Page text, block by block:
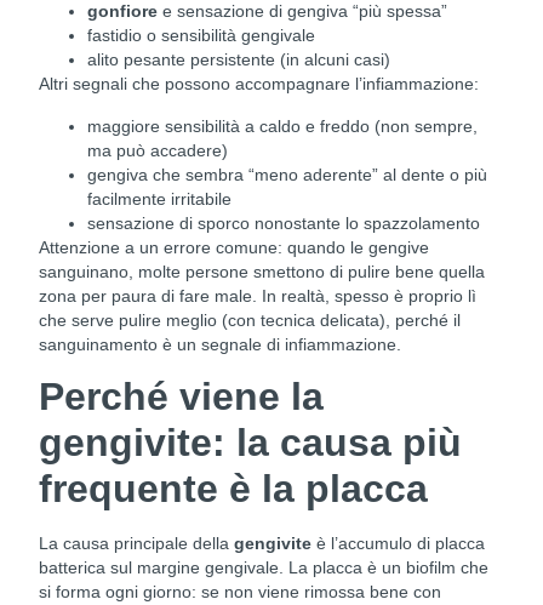
gonfiore e sensazione di gengiva “più spessa”
fastidio o sensibilità gengivale
alito pesante persistente (in alcuni casi)
Altri segnali che possono accompagnare l’infiammazione:
maggiore sensibilità a caldo e freddo (non sempre,
ma può accadere)
gengiva che sembra “meno aderente” al dente o più
facilmente irritabile
sensazione di sporco nonostante lo spazzolamento
Attenzione a un errore comune: quando le gengive
sanguinano, molte persone smettono di pulire bene quella
zona per paura di fare male. In realtà, spesso è proprio lì
che serve pulire meglio (con tecnica delicata), perché il
sanguinamento è un segnale di infiammazione.
Perché viene la
gengivite: la causa più
frequente è la placca
La causa principale della gengivite è l’accumulo di placca
batterica sul margine gengivale. La placca è un biofilm che
si forma ogni giorno: se non viene rimossa bene con